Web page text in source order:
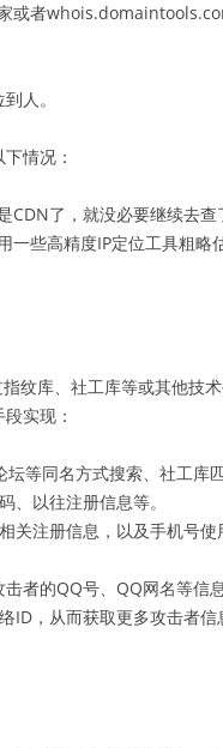
或者
人。
情况：
了，就没必要继续去查
一些高精度IP定位工具粗略
纹库、社工库等或其他技
实现：
等同名方式搜索、社工库匹
、以往注册信息等。
关注册信息，以及手机号使
者的QQ号、QQ网名等信
ID，从而获取更多攻击者